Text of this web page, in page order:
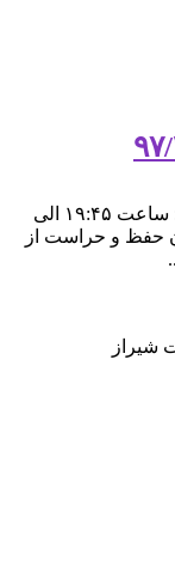
مجری جلسه : آقای فرهاد آزادی زمان جلسه : ساعت ۱۹:۴۵ الی
حفظ و حراست از